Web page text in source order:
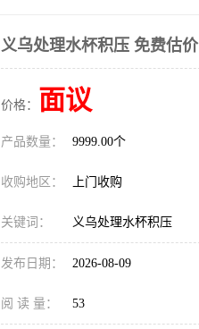
义乌处理水杯积压 免费估价
价格： 面议
产品数量： 9999.00个
收购地区： 上门收购
关键词： 义乌处理水杯积压
发布日期： 2026-08-09
阅 读 量： 53